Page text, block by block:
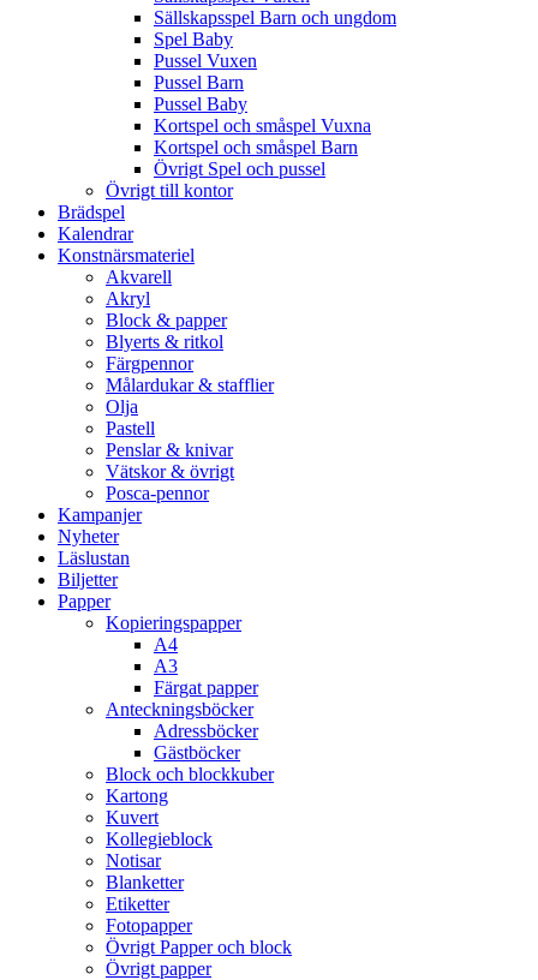
Sällskapsspel Barn och ungdom
Spel Baby
Pussel Vuxen
Pussel Barn
Pussel Baby
Kortspel och småspel Vuxna
Kortspel och småspel Barn
Övrigt Spel och pussel
Övrigt till kontor
Brädspel
Kalendrar
Konstnärsmateriel
Akvarell
Akryl
Block & papper
Blyerts & ritkol
Färgpennor
Målardukar & stafflier
Olja
Pastell
Penslar & knivar
Vätskor & övrigt
Posca-pennor
Kampanjer
Nyheter
Läslustan
Biljetter
Papper
Kopieringspapper
A4
A3
Färgat papper
Anteckningsböcker
Adressböcker
Gästböcker
Block och blockkuber
Kartong
Kuvert
Kollegieblock
Notisar
Blanketter
Etiketter
Fotopapper
Övrigt Papper och block
Övrigt papper